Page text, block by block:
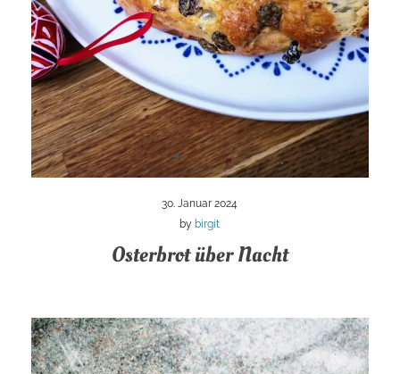
30. Januar 2024
by birgit
Osterbrot über Nacht